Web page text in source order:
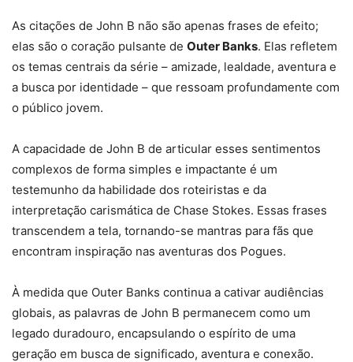
As citações de John B não são apenas frases de efeito;
elas são o coração pulsante de Outer Banks. Elas refletem
os temas centrais da série – amizade, lealdade, aventura e
a busca por identidade – que ressoam profundamente com
o público jovem.
A capacidade de John B de articular esses sentimentos
complexos de forma simples e impactante é um
testemunho da habilidade dos roteiristas e da
interpretação carismática de Chase Stokes. Essas frases
transcendem a tela, tornando-se mantras para fãs que
encontram inspiração nas aventuras dos Pogues.
À medida que Outer Banks continua a cativar audiências
globais, as palavras de John B permanecem como um
legado duradouro, encapsulando o espírito de uma
geração em busca de significado, aventura e conexão.